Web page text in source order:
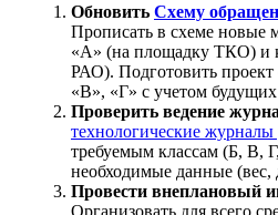
Обновить Схему
Прописать в схеме новые
«А» (на площадку ТКО) и
РАО). Подготовить проект
«В», «Г» с учетом будущих
Проверить ведение
технологические журналы
требуемым классам (Б, В,
необходимые данные (вес,
Провести внеплановый
Организовать для всего